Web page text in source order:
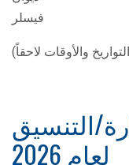
فيسلر
والأوقات لاحقاً)
التنسيق
لعام 2026